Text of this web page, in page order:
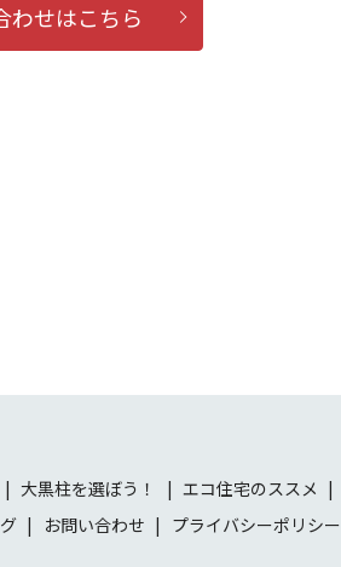
わせはこちら
大黒柱を選ぼう！ エコ住宅のススメ
お問い合わせ プライバシーポリシー